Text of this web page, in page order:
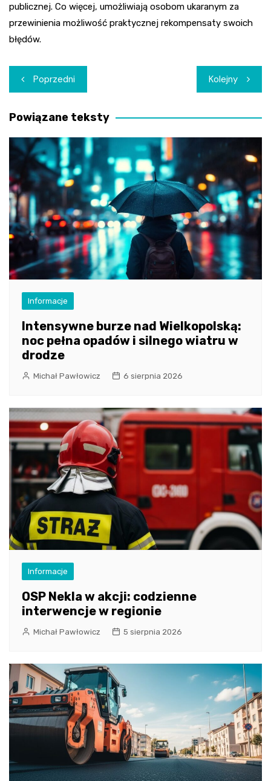
publicznej. Co więcej, umożliwiają osobom ukaranym za
przewinienia możliwość praktycznej rekompensaty swoich
błędów.
Nawigacja
wpisu
Poprzedni Kolejny
Powiązane teksty
Informacje
Intensywne burze nad Wielkopolską:
noc pełna opadów i silnego wiatru w
drodze
Michał Pawłowicz 6 sierpnia 2026
Informacje
OSP Nekla w akcji: codzienne
interwencje w regionie
Michał Pawłowicz 5 sierpnia 2026